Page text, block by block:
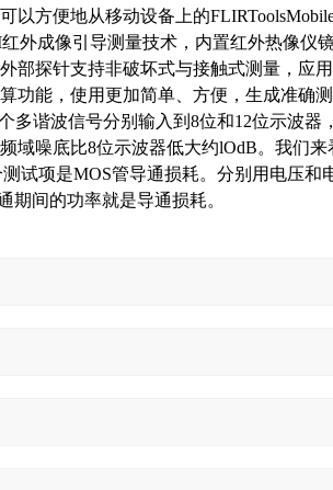
以方便地从移动设备上的
外成像引导测量技术，内置红外热像仪
部探针支持非破坏式与接触式测量，应
功能，使用更加简单、方便，生成准确
多谐波信号分别输入到8位和12位示波器
域噪底比8位示波器低大约lOdB。我们来
试项是MOS管导通损耗。分别用电压和
期间的功率就是导通损耗。